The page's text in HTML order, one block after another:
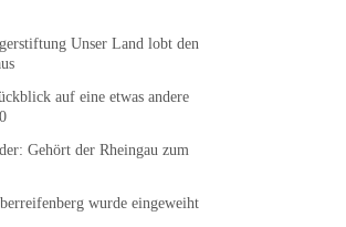
Unser Land lobt den
auf eine etwas andere
Gehört der Rheingau zum
wurde eingeweiht